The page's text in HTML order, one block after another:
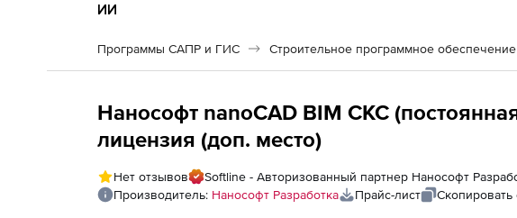
ИИ
Программы САПР и ГИС Строительное программное обеспечение
Нанософт nanoCAD BIM СКС
лицензия (доп. место)
Нет отзывов
Softline - Авторизованный партнер Нанософт
Производитель: Нанософт Разработка Прайс-лист Скопировать